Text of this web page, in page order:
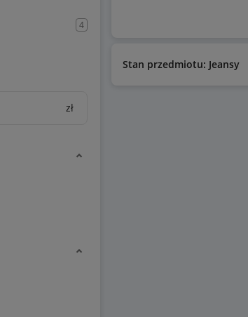
4
zł
Stan przedmiotu: Jeansy